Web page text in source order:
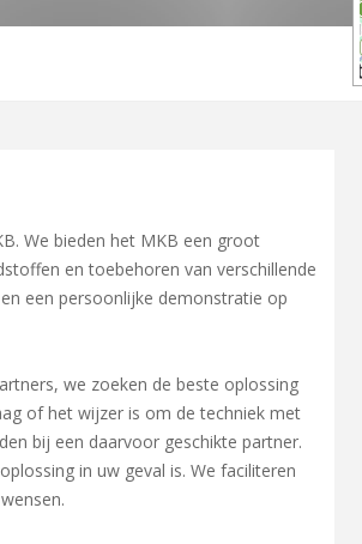
We bieden het MKB een groot
en toebehoren van verschillende
een persoonlijke demonstratie op
we zoeken de beste oplossing
of het wijzer is om de techniek met
bij een daarvoor geschikte partner.
in uw geval is. We faciliteren